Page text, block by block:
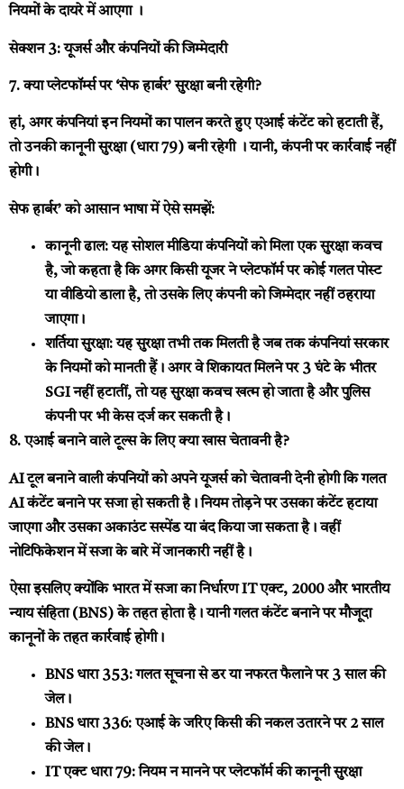
नियमों के दायरे में आएगा ।
सेक्शन 3: यूजर्स और कंपनियों की जिम्मेदारी
7. क्या प्लेटफॉर्म्स पर ‘सेफ हार्बर’ सुरक्षा बनी रहेगी?
हां, अगर कंपनियां इन नियमों का पालन करते हुए एआई कंटेंट को हटाती हैं,
तो उनकी कानूनी सुरक्षा (धारा 79) बनी रहेगी । यानी, कंपनी पर कार्रवाई नहीं
होगी।
सेफ हार्बर’ को आसान भाषा में ऐसे समझें:
कानूनी ढाल:यह सोशल मीडिया कंपनियों को मिला एक सुरक्षा कवच
है, जो कहता है कि अगर किसी यूजर ने प्लेटफॉर्म पर कोई गलत पोस्ट
या वीडियो डाला है, तो उसके लिए कंपनी को जिम्मेदार नहीं ठहराया
जाएगा।
शर्तिया सुरक्षा:यह सुरक्षा तभी तक मिलती है जब तक कंपनियां सरकार
के नियमों को मानती हैं। अगर वे शिकायत मिलने पर 3 घंटे के भीतर
SGI नहीं हटातीं, तो यह सुरक्षा कवच खत्म हो जाता है और पुलिस
कंपनी पर भी केस दर्ज कर सकती है।
8. एआई बनाने वाले टूल्स के लिए क्या खास चेतावनी है?
AI टूल बनाने वाली कंपनियों को अपने यूजर्स को चेतावनी देनी होगी कि गलत
AI कंटेंट बनाने पर सजा हो सकती है। नियम तोड़ने पर उसका कंटेंट हटाया
जाएगा और उसका अकाउंट सस्पेंड या बंद किया जा सकता है। वहीं
नोटिफिकेशन में सजा के बारे में जानकारी नहीं है।
ऐसा इसलिए क्योंकि भारत में सजा का निर्धारण IT एक्ट, 2000 और भारतीय
न्याय संहिता (BNS) के तहत होता है। यानी गलत कंटेंट बनाने पर मौजूदा
कानूनों के तहत कार्रवाई होगी।
BNS धारा 353: गलत सूचना से डर या नफरत फैलाने पर 3 साल की
जेल।
BNS धारा 336: एआई के जरिए किसी की नकल उतारने पर 2 साल
की जेल।
IT एक्ट धारा 79: नियम न मानने पर प्लेटफॉर्म की कानूनी सुरक्षा